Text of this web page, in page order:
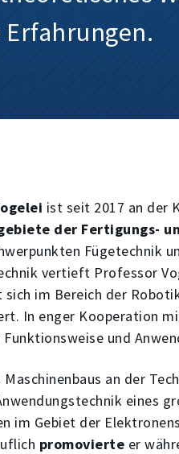
ist seit 2017 an der
der Fertigungs-
Fügetechnik
vertieft Professor
im Bereich der
In enger Kooperation
und
an der
eines
im Gebiet der
promovierte er